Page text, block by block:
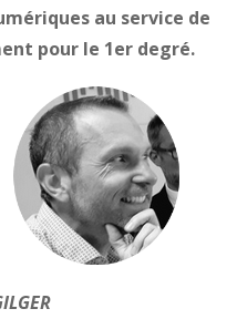
au service de
pour le 1er degré.